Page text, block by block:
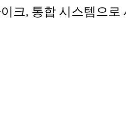
크, 통합 시스템으로